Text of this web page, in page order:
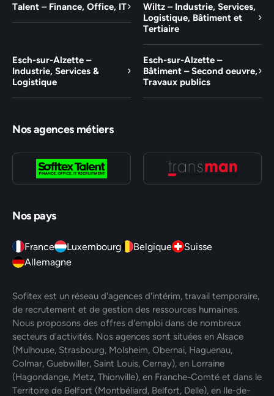
Talent – Finance, Office, IT
Wiltz – Industrie, Services,
Logistique, Bâtiment et
Tertiaire
Esch-sur-Alzette –
Industrie, Services &
Logistique
Esch-sur-Alzette –
Bâtiment – Second oeuvre,
Travaux publics
Nos agences métiers
Nos pays
France Luxembourg Belgique
Suisse
Allemagne
Sofitex est un réseau d'agences d'intérim, travail temporaire,
de recrutement et de gestion des ressources humaines.
Nous proposons des offres d'emploi dans de nombreux
secteurs d'activités. Nos agences sont situées en Alsace
(Mulhouse, Strasbourg, Molsheim, Obernai, Haguenau,
Colmar, Guebwiller, Saint Louis, Cernay), en Lorraine
(Hagondange, Metz, Thionville), en Franche-Comté et dans le
Territoire de Belfort (Montbéliard, Belfort, Delle), en Ile-de-